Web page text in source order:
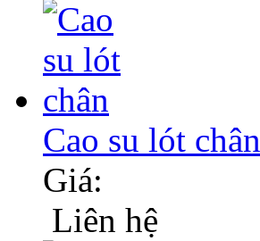
Cao su lót chân
Giá:
Liên hệ